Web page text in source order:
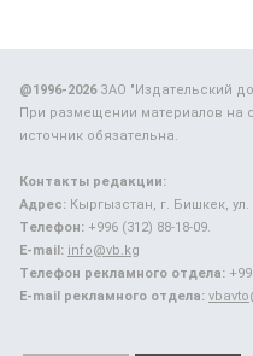
@1996-2026ЗАО "Издательский
При размещении материалов на
источник обязательна.
Контакты редакции:
Адрес: Кыргызстан, г. Бишкек,
Телефон: +996 (312) 88-18-09.
E-mail: info@vb.kg
Телефон рекламного отдела:
E-mail рекламного отдела: